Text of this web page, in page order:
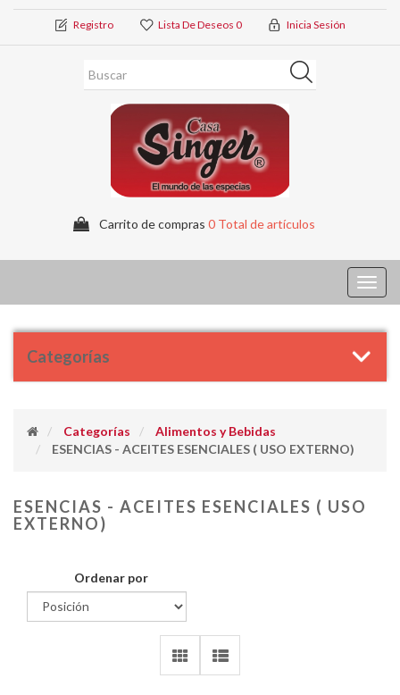
Registro Lista De Deseos 0 Inicia Sesión
Carrito de compras 0 Total de artículos
Categorías
Categorías
Alimentos y Bebidas
ESENCIAS - ACEITES ESENCIALES ( USO EXTERNO)
ESENCIAS - ACEITES ESENCIALES ( USO
EXTERNO)
Ordenar por